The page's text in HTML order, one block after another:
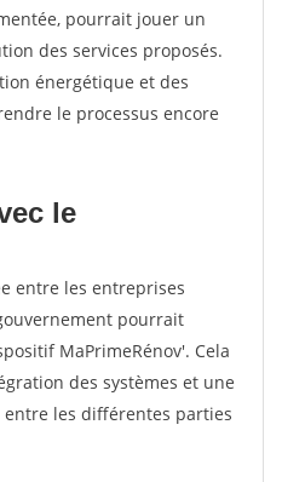
pourrait jouer un
des services proposés.
énergétique et des
le processus encore
le
entre les entreprises
pourrait
MaPrimeRénov'. Cela
des systèmes et une
les différentes parties